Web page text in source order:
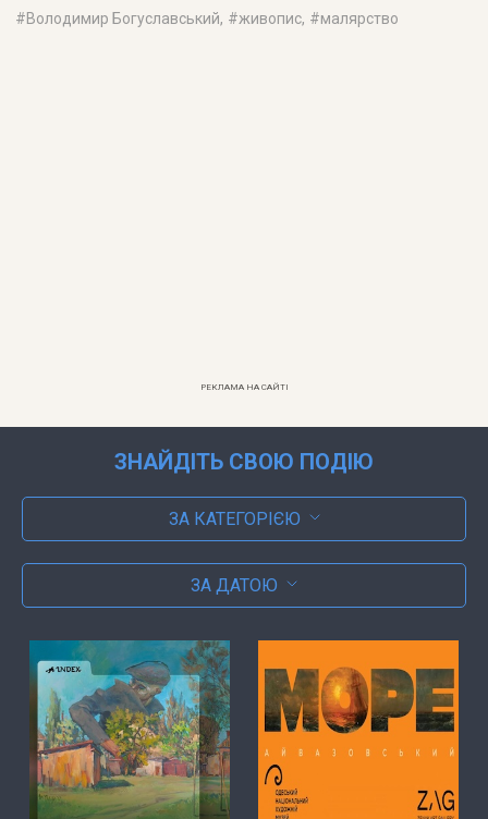
#Володимир Богуславський, #живопис, #малярство
РЕКЛАМА НА САЙТІ
ЗНАЙДІТЬ СВОЮ ПОДІЮ
ЗА КАТЕГОРІЄЮ
ЗА ДАТОЮ